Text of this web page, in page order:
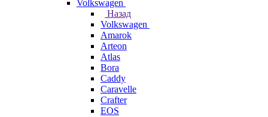
Volkswagen
Назад
Volkswagen
Amarok
Arteon
Atlas
Bora
Caddy
Caravelle
Crafter
EOS